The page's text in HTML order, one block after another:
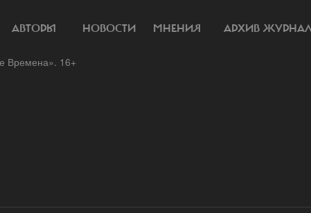
АВТОРЫ НОВОСТИ МНЕНИЯ АРХИВ
Времена». 16+